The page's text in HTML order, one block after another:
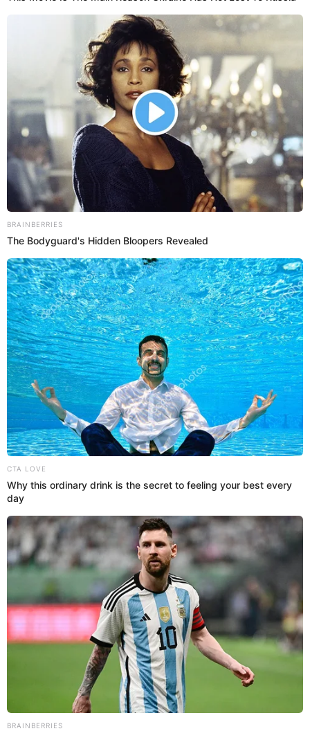
ante San Martín y aprovechó para dedicárselo a su mamá, quien se
gana la vida honradamente para sacar a su familia adelante y que
su hija pueda cumplir sus sueños.
Abraham Alvarado
Fútbol menores
13 Oct 2021 | 11:08 h
"Amor de Madre”, “Mi Esperanza” y “Dos